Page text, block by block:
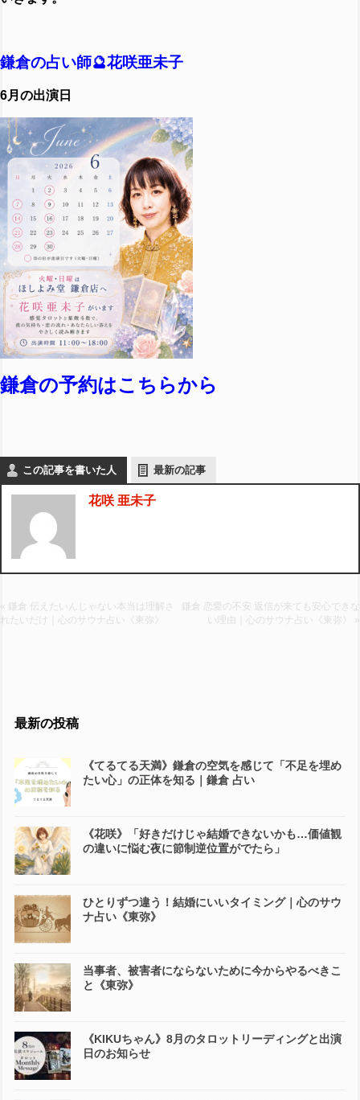
鎌倉の占い師🔮花咲亜未子
6月の出演日
鎌倉の予約はこちらから
この記事を書いた人 最新の記事
花咲 亜未子
« 鎌倉 伝えたいんじゃない本当は理解さ
れたいだけ｜心のサウナ占い《東弥》
鎌倉 恋愛の不安 返信が来ても安心できな
い理由｜心のサウナ占い《東弥》 »
最新の投稿
《てるてる天満》鎌倉の空気を感じて「不足を埋め
たい心」の正体を知る｜鎌倉 占い
《花咲》「好きだけじゃ結婚できないかも…価値観
の違いに悩む夜に節制逆位置がでたら」
ひとりずつ違う！結婚にいいタイミング｜心のサウ
ナ占い《東弥》
当事者、被害者にならないために今からやるべきこ
と《東弥》
《KIKUちゃん》8月のタロットリーディングと出演
日のお知らせ